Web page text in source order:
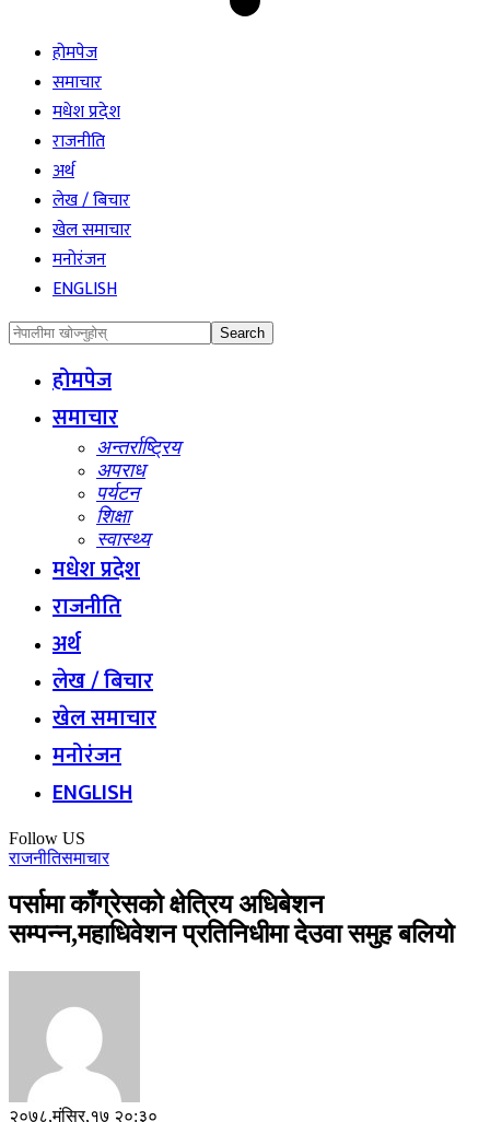
होमपेज
समाचार
मधेश प्रदेश
राजनीति
अर्थ
लेख / बिचार
खेल समाचार
मनोरंजन
ENGLISH
होमपेज
समाचार
अन्तर्राष्ट्रिय
अपराध
पर्यटन
शिक्षा
स्वास्थ्य
मधेश प्रदेश
राजनीति
अर्थ
लेख / बिचार
खेल समाचार
मनोरंजन
ENGLISH
Follow US
राजनीतिसमाचार
पर्सामा काँग्रेसको क्षेत्रिय अधिबेशन
सम्पन्न,महाधिवेशन प्रतिनिधीमा देउवा समुह बलियो
२०७८,मंसिर,१७ २०:३०